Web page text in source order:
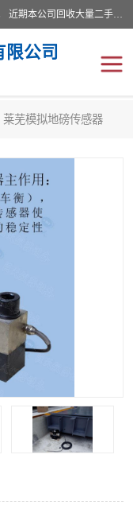
本公司常年出售回收二手地磅，回收出售二手地磅。 近期本公司回收大量二手地磅，型号齐全，宽度从2米到3.5米，长度5米到25米，承重吨位从10到200吨，成色7—9成新。 ? 使用年限6个月至2年，产品来源于个人闲置品，工矿企业停用品，因小换大而来。 精准度和新的一样， 二手地磅是内行人的选择，打个电话就省钱朋友您好等什么
公司
莱芜模拟地磅传感器
包机
干机
输送机
旋塔
碎机
碎机